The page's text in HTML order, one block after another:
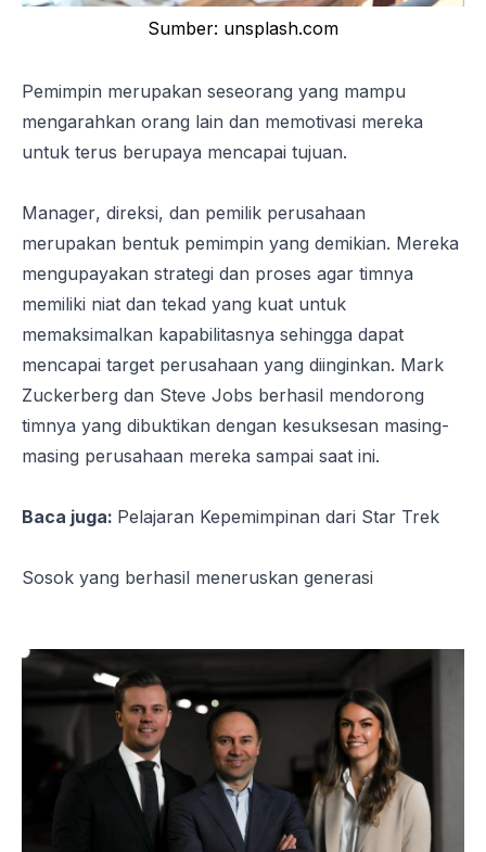
Sumber: unsplash.com
Pemimpin merupakan seseorang yang mampu
mengarahkan orang lain dan memotivasi mereka
untuk terus berupaya mencapai tujuan.
Manager, direksi, dan pemilik perusahaan
merupakan bentuk pemimpin yang demikian. Mereka
mengupayakan strategi dan proses agar timnya
memiliki niat dan tekad yang kuat untuk
memaksimalkan kapabilitasnya sehingga dapat
mencapai target perusahaan yang diinginkan. Mark
Zuckerberg dan Steve Jobs berhasil mendorong
timnya yang dibuktikan dengan kesuksesan masing-
masing perusahaan mereka sampai saat ini.
Baca juga: Pelajaran Kepemimpinan dari Star Trek
Sosok yang berhasil meneruskan generasi